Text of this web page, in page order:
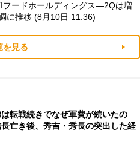
ードホールディングス—2Qは増
に推移 (8月10日 11:36)
を見る
転戦続きでなぜ軍費が続いたの
亡き後、秀吉・秀長の突出した経